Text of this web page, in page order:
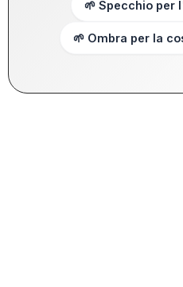
🌱 Specchio per
🌱 Ombra per la